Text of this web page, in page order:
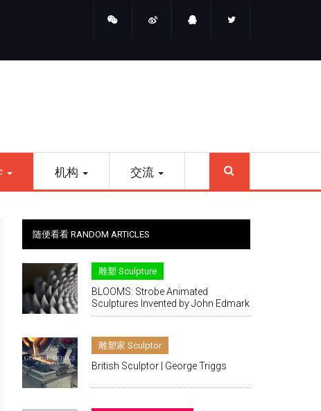
机构 交流
随便看看 RANDOM ARTICLES
雕塑 Sculpture
BLOOMS: Strobe Animated
Sculptures Invented by John Edmark
雕塑家 Sculptor
British Sculptor | George Triggs